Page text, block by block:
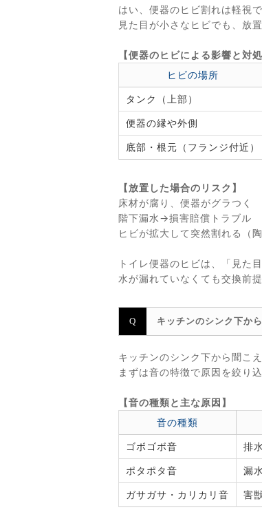
はい、便器のヒビ割れは軽視で
見た目が小さなヒビでも、放
【便器のヒビによる影響と対処
ヒビの場所
タンク（上部）
便器の縁や外側
底部・根元（フランジ付近）
【放置した場合のリスク】
床材が腐り、便器がグラつく
階下漏水→損害賠償トラブル
ヒビが拡大して突然割れる（
トイレ便器のヒビは、「見た
水が漏れていなくても交換前
キッチンのシンク下か
キッチンのシンク下から聞こ
まずは音の特徴で原因を絞り
【音の種類と主な原因】
音の種類
ゴボゴボ音 排
ポタポタ音 漏
ガサガサ・カリカリ音 害